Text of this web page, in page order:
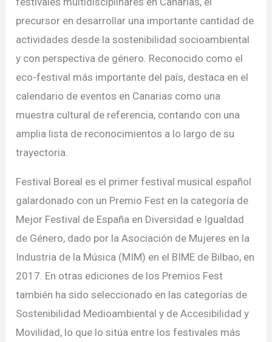
precursor en desarrollar una importante cantidad de
actividades desde la sostenibilidad socioambiental
y con perspectiva de género. Reconocido como el
eco-festival más importante del país, destaca en el
calendario de eventos en Canarias como una
muestra cultural de referencia, contando con una
amplia lista de reconocimientos a lo largo de su
trayectoria.
Festival Boreal es el primer festival musical español
galardonado con un Premio Fest en la categoría de
Mejor Festival de España en Diversidad e Igualdad
de Género, dado por la Asociación de Mujeres en la
Industria de la Música (MIM) en el BIME de Bilbao, en
2017. En otras ediciones de los Premios Fest
también ha sido seleccionado en las categorías de
Sostenibilidad Medioambiental y de Accesibilidad y
Movilidad, lo que lo sitúa entre los festivales más